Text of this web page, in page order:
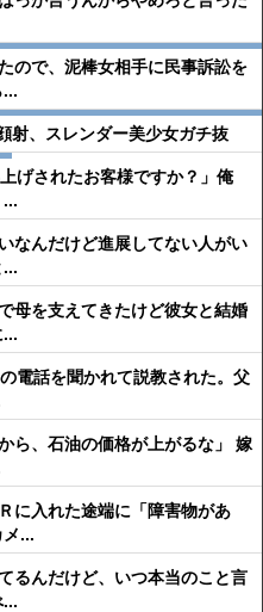
ので、泥棒女相手に民事訴訟を
射、スレンダー美少女ガチ抜
げされたお客様ですか？」俺
...
なんだけど進展してない人がい
母を支えてきたけど彼女と結婚
電話を聞かれて説教された。父
ら、石油の価格が上がるな」 嫁
に入れた途端に「障害物があ
...
るんだけど、いつ本当のこと言